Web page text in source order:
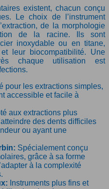
existent, chacun conçu
Le choix de l’instrument
de la morphologie
de la racine. Ils sont
inoxydable ou en titane,
leur biocompatibilité. Une
chaque utilisation est
pour les extractions simples,
accessible et facile à
aux extractions plus
des dents difficiles
ou ayant une
Spécialement conçu
grâce à sa forme
à la complexité
Instruments plus fins et